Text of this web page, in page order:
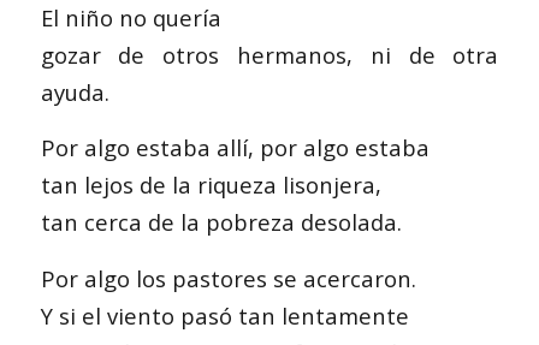
El niño no quería
gozar de otros hermanos, ni de otra
ayuda.
Por algo estaba allí, por algo estaba
tan lejos de la riqueza lisonjera,
tan cerca de la pobreza desolada.
Por algo los pastores se acercaron.
Y si el viento pasó tan lentamente